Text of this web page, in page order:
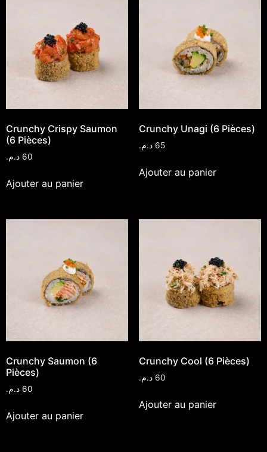
Crunchy Crispy Saumon
(6 Pièces)
60 د.م.
Ajouter au panier
Crunchy Unagi (6 Pièces)
65 د.م.
Ajouter au panier
Crunchy Saumon (6
Pièces)
60 د.م.
Ajouter au panier
Crunchy Cool (6 Pièces)
60 د.م.
Ajouter au panier